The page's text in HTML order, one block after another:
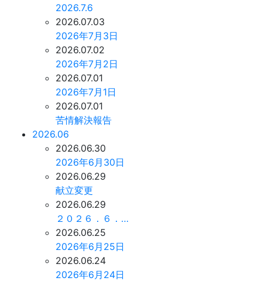
2026.7.6
2026.07.03
2026年7月3日
2026.07.02
2026年7月2日
2026.07.01
2026年7月1日
2026.07.01
苦情解決報告
2026.06
2026.06.30
2026年6月30日
2026.06.29
献立変更
2026.06.29
２０２６．６．…
2026.06.25
2026年6月25日
2026.06.24
2026年6月24日